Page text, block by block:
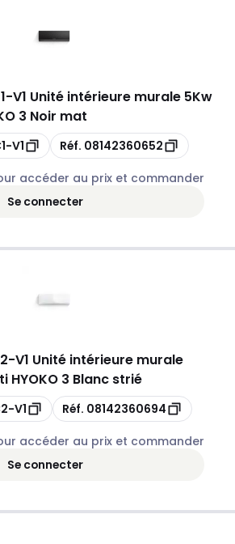
V1 Unité intérieure murale 5Kw
3 Noir mat
V1 Copie
Réf. 08142360652
accéder au prix et commander
Se connecter
V1 Unité intérieure murale
HYOKO 3 Blanc strié
V1 Copie
Réf. 08142360694
accéder au prix et commander
Se connecter